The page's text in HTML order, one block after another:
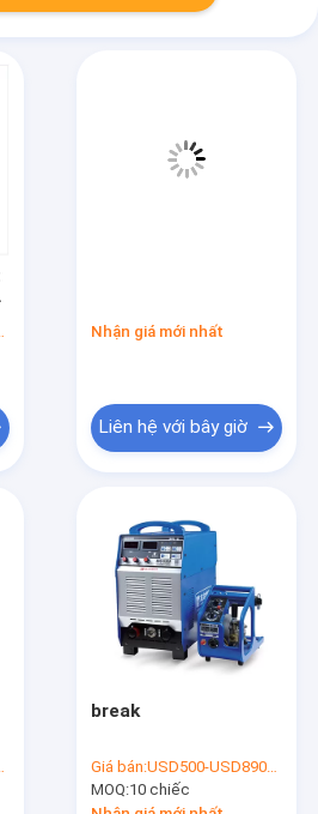
Nhận giá mới nhất
Liên hệ với bây giờ
break
Giá bán:USD500-USD890/PC
MOQ:10 chiếc